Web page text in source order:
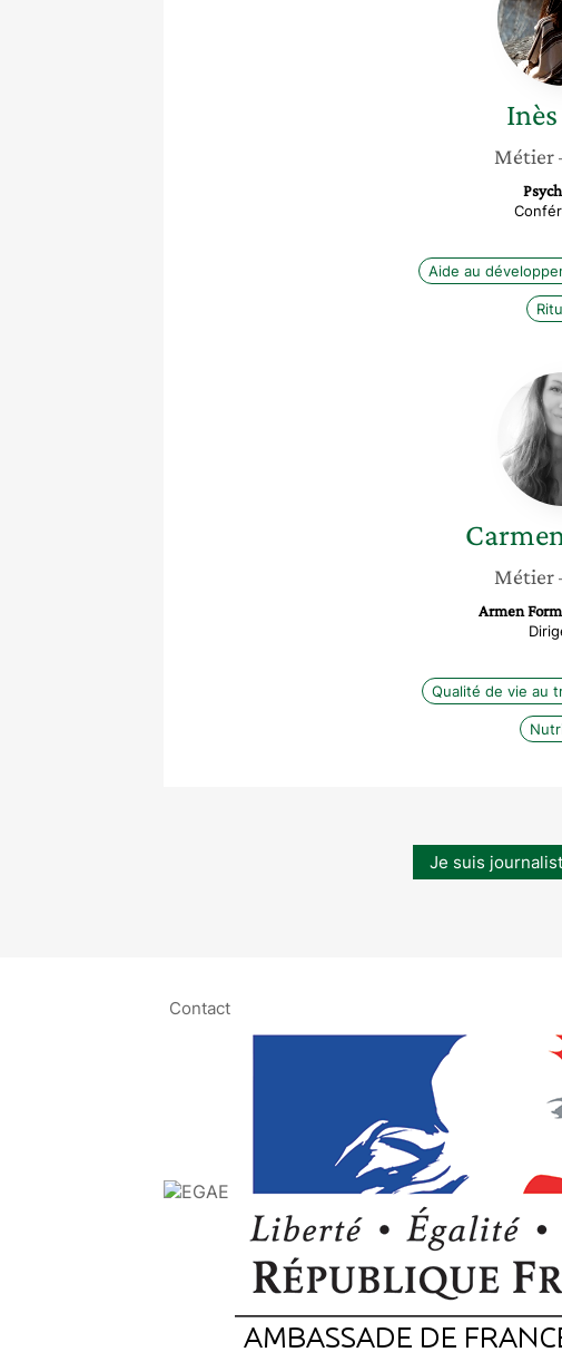
Inès
Métier
Aide au
Métier
Armen
Qualité de vie au
Je suis
Contact